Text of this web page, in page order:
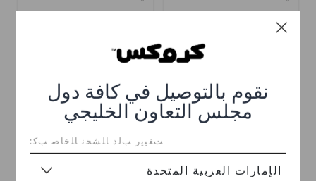
نقوم بالتوصيل في كافة دول
مجلس التعاون الخليجي
ﺖﻐﻴﻳﺭ ﺐﻟﺩ ﺎﻠﺸﺤﻧ ﺎﻠﺧﺎﺻ ﺐﻛ:
صندل كروكباند كروزر
للأطفال
صندل كروكباند كروزر